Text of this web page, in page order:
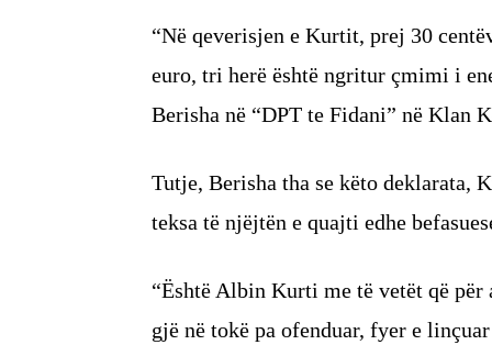
“Në qeverisjen e Kurtit, prej 30
euro, tri herë është ngritur çmimi i
Berisha në “DPT te Fidani” në Klan
Tutje, Berisha tha se këto deklarata,
teksa të njëjtën e quajti edhe
“Është Albin Kurti me të vetët që
gjë në tokë pa ofenduar, fyer e